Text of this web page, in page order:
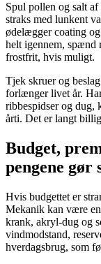
Spul pollen og salt
straks med lunkent
ødelægger coating
helt igennem, spænd
frostfrit, hvis muligt.
Tjek skruer og
forlænger livet år.
ribbespidser og dug,
årti. Det er langt
Budget,
pengene gør
Hvis budgettet er
Mekanik kan være
krank, akryl-dug og
vindmodstand,
hverdagsbrug, som